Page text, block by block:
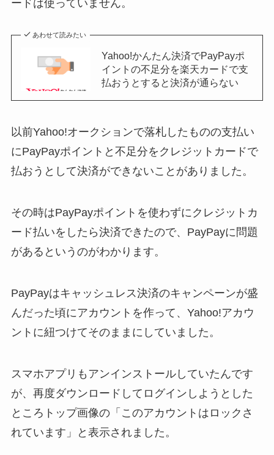
ードは使っていません。
あわせて読みたい
Yahoo!かんたん決済でPayPayポ
イントの不足分を楽天カードで支
払おうとすると決済が通らない
以前Yahoo!オークションで落札したものの支払い
にPayPayポイントと不足分をクレジットカードで
払おうとして決済ができないことがありました。
その時はPayPayポイントを使わずにクレジットカ
ード払いをしたら決済できたので、PayPayに問題
があるというのがわかります。
PayPayはキャッシュレス決済のキャンペーンが盛
んだった頃にアカウントを作って、Yahoo!アカウ
ントに紐つけてそのままにしていました。
スマホアプリもアンインストールしていたんです
が、再度ダウンロードしてログインしようとした
ところトップ画像の「このアカウントはロックさ
れています」と表示されました。